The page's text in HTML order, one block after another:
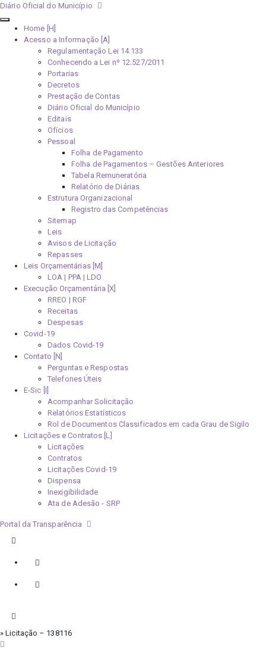
Diário Oficial do Município
Home [H]
Acesso a Informação [A]
Regulamentação Lei 14.133
Conhecendo a Lei nº 12.527/2011
Portarias
Decretos
Prestação de Contas
Diário Oficial do Município
Editais
Ofícios
Pessoal
Folha de Pagamento
Folha de Pagamentos – Gestões Anteriores
Tabela Remuneratória
Relatório de Diárias
Estrutura Organizacional
Registro das Competências
Sitemap
Leis
Avisos de Licitação
Repasses
Leis Orçamentárias [M]
LOA | PPA | LDO
Execução Orçamentária [X]
RREO | RGF
Receitas
Despesas
Covid-19
Dados Covid-19
Contato [N]
Perguntas e Respostas
Telefones Úteis
E-Sic [I]
Acompanhar Solicitação
Relatórios Estatísticos
Rol de Documentos Classificados em cada Grau de Sigilo
Licitações e Contratos [L]
Licitações
Contratos
Licitações Covid-19
Dispensa
Inexigibilidade
Ata de Adesão - SRP
Portal da Transparência
» Licitação – 138116